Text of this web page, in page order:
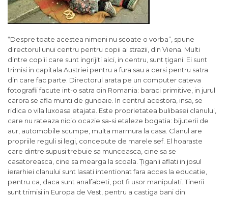
“Despre toate acestea nimeni nu scoate o vorba”, spune
directorul unui centru pentru copii ai strazii, din Viena. Multi
dintre copiii care sunt ingrijiti aici, in centru, sunt țigani. Ei sunt
trimisi in capitala Austriei pentru a fura sau a cersi pentru satra
din care fac parte. Directorul arata pe un computer cateva
fotografii facute int-o satra din Romania: baraci primitive, in jurul
carora se afla munti de gunoaie. In centrul acestora, insa, se
ridica o vila luxoasa etajata. Este proprietatea bulibasei clanului,
care nu rateaza nicio ocazie sa-si etaleze bogatia: bijuterii de
aur, automobile scumpe, multa marmura la casa. Clanul are
propriile reguli si legi, concepute de marele sef. El hoaraste
care dintre supusi trebuie sa munceasca, cine sa se
casatoreasca, cine sa mearga la scoala. Țiganii aflati in josul
ierarhiei clanului sunt lasati intentionat fara acces la educatie,
pentru ca, daca sunt analfabeti, pot fi usor manipulati. Tinerii
sunt trimisi in Europa de Vest, pentru a castiga bani din